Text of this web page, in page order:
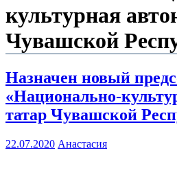
культурная
Чувашской
Назначен новый
«Национально-
татар Чувашской
22.07.2020 Анастасия